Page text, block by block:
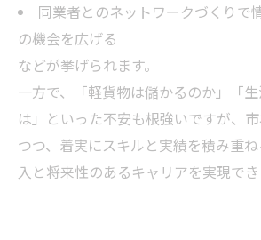
同業者とのネットワークづくりで
の機会を広げる
などが挙げられます。
一方で、「軽貨物は儲かるのか」「
は」といった不安も根強いですが、
つつ、着実にスキルと実績を積み重
入と将来性のあるキャリアを実現でき